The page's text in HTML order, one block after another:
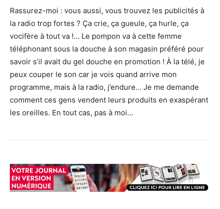
Rassurez-moi : vous aussi, vous trouvez les publicités à
la radio trop fortes ? Ça crie, ça gueule, ça hurle, ça
vocifère à tout va !… Le pompon va à cette femme
téléphonant sous la douche à son magasin préféré pour
savoir s’il avait du gel douche en promotion ! À la télé, je
peux couper le son car je vois quand arrive mon
programme, mais à la radio, j’endure… Je me demande
comment ces gens vendent leurs produits en exaspérant
les oreilles. En tout cas, pas à moi…